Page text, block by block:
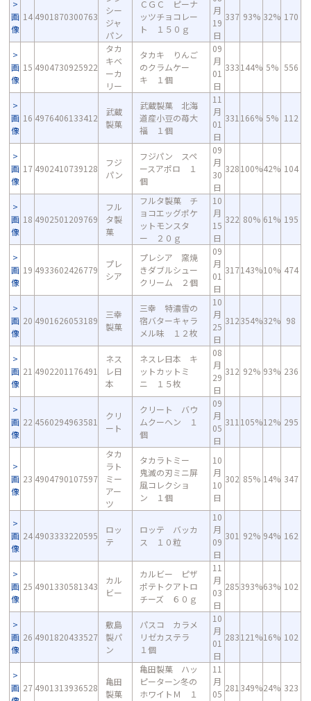
画
像
14 4901870300763
シー
ジャ
パン
ＣＧＣ ピーナ
ッツチョコレー
ト １５０ｇ
月
19
日
337 93% 32% 170
画
像
15 4904730925922
タカ
キベ
ーカ
リー
タカキ りんご
のクラムケー
キ １個
09
月
01
日
333144% 5% 556
画
像
16 4976406133412
武蔵
製菓
武蔵製菓 北海
道産小豆の苺大
福 １個
11
月
01
日
331 166% 5% 112
画
像
17 4902410739128
フジ
パン
フジパン スペ
ースアポロ １
個
09
月
30
日
328100%42% 104
画
像
18 4902501209769
フル
タ製
菓
フルタ製菓 チ
ョコエッグポケ
ットモンスタ
ー ２０ｇ
10
月
15
日
322 80% 61% 195
画
像
19 4933602426779
プレ
シア
プレシア 窯焼
きダブルシュー
クリーム ２個
09
月
01
日
317143%10% 474
画
像
20 4901626053189
三幸
製菓
三幸 特濃雪の
宿バターキャラ
メル味 １２枚
10
月
25
日
312354%32% 98
画
像
21 4902201176491
ネス
レ日
本
ネスレ日本 キ
ットカットミ
ニ １５枚
08
月
29
日
312 92% 93% 236
画
像
22 4560294963581
クリ
ート
クリート バウ
ムクーヘン １
個
09
月
05
日
311 105%12% 295
画
像
23 4904790107597
タカ
ラト
ミー
アー
ツ
タカラトミー
鬼滅の刃ミニ屏
風コレクショ
ン １個
10
月
10
日
302 85% 14% 347
画
像
24 4903333220595
ロッ
テ
ロッテ バッカ
ス １０粒
10
月
09
日
301 92% 94% 162
画
像
25 4901330581343
カル
ビー
カルビー ピザ
ポテトクアトロ
チーズ ６０ｇ
11
月
03
日
285393%63% 102
画
像
26 4901820433527
敷島
製パ
ン
パスコ カラメ
リゼカステラ
１個
10
月
01
日
283121%16% 102
画 27 4901313936528
亀田
製菓
亀田製菓 ハッ
ピーターン冬の
ホワイトＭ １
11
月
05
281 349%24% 323